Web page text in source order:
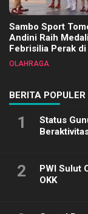
Sambo Sport
Andini Raih
Febrisilia Perak
Sulut 2025
OLAHRAGA
BERITA POPULER
1
Status
2
PWI Sulut
OKK